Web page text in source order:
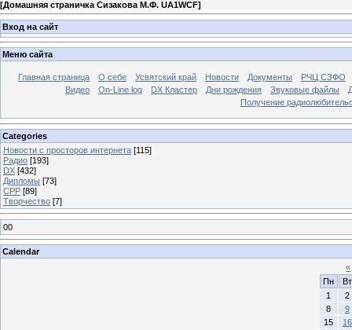
[Домашняя страничка Сизакова М.Ф. UA1WCF]
Вход на сайт
Меню сайта
Главная страница О себе Усвятский край Новости Документы
РЧЦ СЗФО
Видео
On-Line log DX Кластер Дни рождения Звуковые файлы
Получение
Categories
Новости с просторов интернета [115]
Радио [193]
DX [432]
Дипломы [73]
СРР [89]
Творчество [7]
00
Calendar
«
Пн
Вт
1
2
8
9
15
16